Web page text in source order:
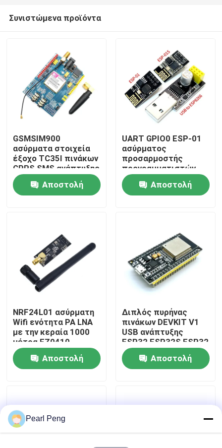
Σπίτι
Προϊόντα
Επισκεψή εργοστασίου
Έλεγχος Ποιότητας
Επικοινωνήστε μαζί μας
Ειδήσεις
Ιστολόγιο
Συνιστώμενα προϊόντα
GSMSIM900
ασύρματα στοιχεία
έξοχο TC35I πινάκων
GPRS SMS ανάπτυξης
GSM
Αποστολή
UART GPIO0 ESP-01
ασύρματος
προσαρμοστής
προγραμματιστών
ενότητας ESP8266
CH340G Esp01 Wifi
Αποστολή
NRF24L01 ασύρματη
Wifi ενότητα PA LNA
με την κεραία 1000
μέτρα FZ0410
Αποστολή
Διπλός πυρήνας
πινάκων DEVKIT V1
USB ανάπτυξης
ESP32 ESP32S ESP32
Wifi
Αποστολή
Pearl Peng